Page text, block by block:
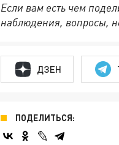
Если вам есть чем
наблюдения, вопросы,
ДЗЕН
ПОДЕЛИТЬСЯ: